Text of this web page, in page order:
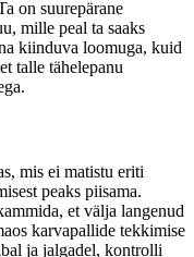
on suurepärane
mille peal ta saaks
kiinduva loomuga, kuid
talle tähelepanu
mis ei matistu eriti
peaks piisama.
et välja langenud
karvapallide tekkimise
ja jalgadel, kontrolli